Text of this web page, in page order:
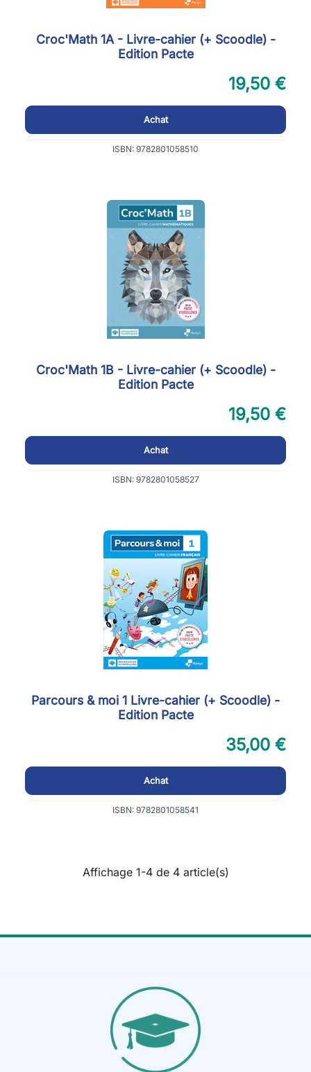
Croc'Math 1A - Livre-cahier (+ Scoodle) -
Edition Pacte
19,50 €
Achat
ISBN: 9782801058510
Croc'Math 1B - Livre-cahier (+ Scoodle) -
Edition Pacte
19,50 €
Achat
ISBN: 9782801058527
Parcours & moi 1 Livre-cahier (+ Scoodle) -
Edition Pacte
35,00 €
Achat
ISBN: 9782801058541
Affichage 1-4 de 4 article(s)